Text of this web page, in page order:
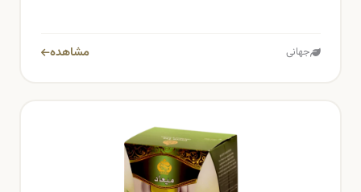
جهانی مشاهده